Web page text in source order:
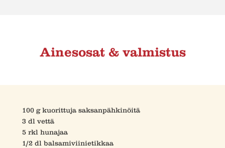
Ainesosat & valmistus
100 g kuorittuja saksanpähkinöitä
3 dl vettä
5 rkl hunajaa
1/2 dl balsamiviinietikkaa